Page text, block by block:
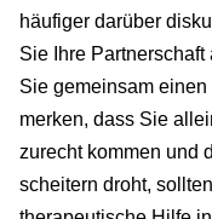
häufiger darüber
Sie Ihre
Sie gemeinsam
merken, dass Sie
zurecht kommen und
scheitern droht,